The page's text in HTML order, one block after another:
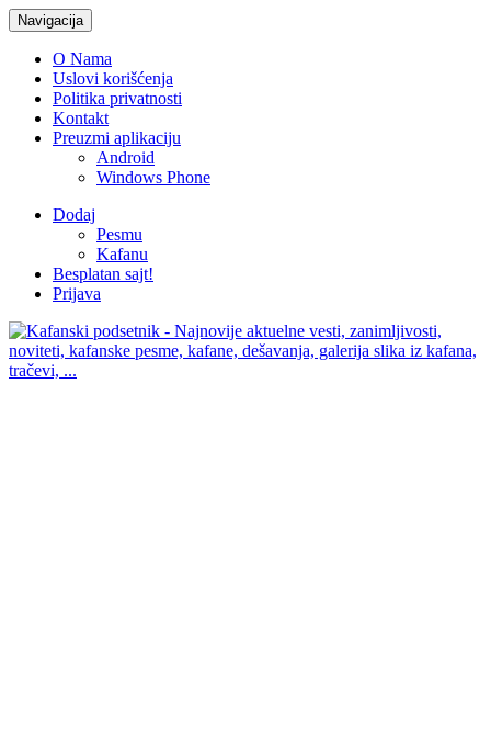
Navigacija
O Nama
Uslovi korišćenja
Politika privatnosti
Kontakt
Preuzmi aplikaciju
Android
Windows Phone
Dodaj
Pesmu
Kafanu
Besplatan sajt!
Prijava